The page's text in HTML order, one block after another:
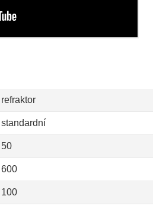
refraktor
standardní
50
600
100